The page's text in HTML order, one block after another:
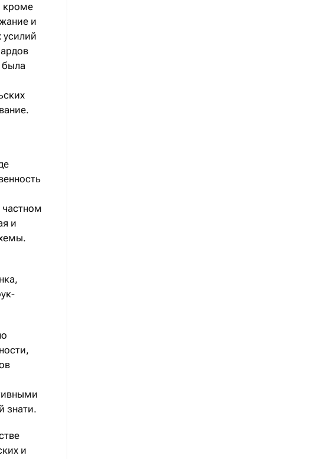
кроме
и
усилий
была
и
знати.
и